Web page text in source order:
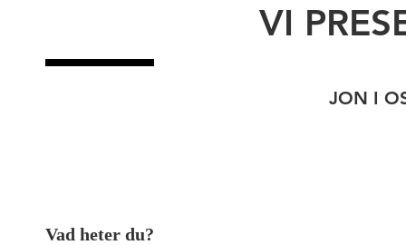
VI
JON I
Vad heter du?